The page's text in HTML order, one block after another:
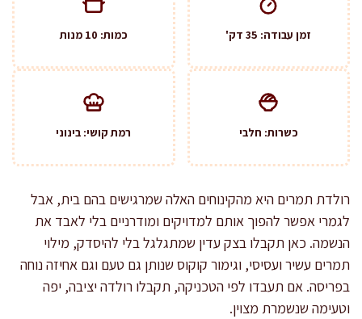
זמן עבודה: 35 דק' כמות: 10 מנות
כשרות: חלבי רמת קושי: בינוני
רולדת תמרים היא מהקינוחים האלה שמרגישים בהם בית, אבל
לגמרי אפשר להפוך אותם למדויקים ומודרניים בלי לאבד את
הנשמה. כאן תקבלו בצק עדין שמתגלגל בלי להיסדק, מילוי
תמרים עשיר ועסיסי, וגימור קוקוס שנותן גם טעם וגם אחיזה נוחה
בפריסה. אם תעבדו לפי הטכניקה, תקבלו רולדה יציבה, יפה
וטעימה שנשמרת מצוין.